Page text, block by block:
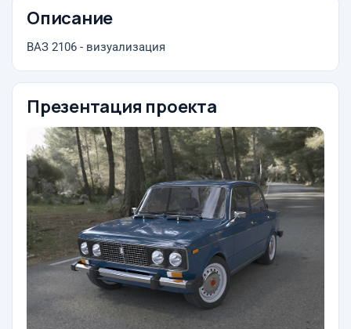
Описание
ВАЗ 2106 - визуализация
Презентация проекта